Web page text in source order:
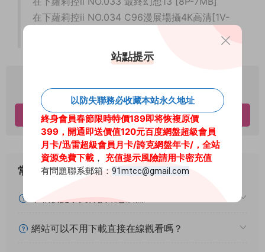
在下蘿莉控ii NO.034 C96漫展場攝4K高清[1V-
資源下載
立即下載
常見問題
網站可以不用下載直接在線觀看嗎？
站點提示
以防失聯務必收藏本站永久地址
終身會員春節限時特價189即将恢複原價
399，開通即送價值120元百度網盤超級會員
月卡/迅雷超級會員月卡/誇克網盤年卡/ ，全站
資源免費下載 ， 充值提示風險請用卡密充值
有問題聯系郵箱： 91mtcc@gmail.com